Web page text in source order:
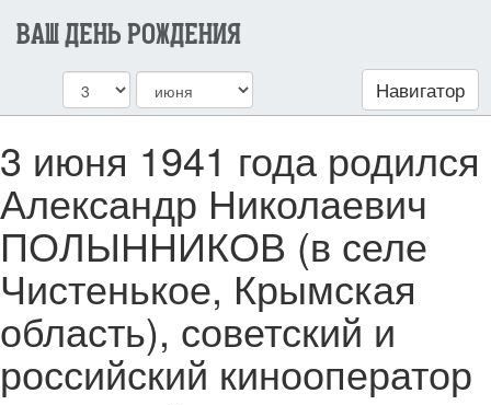
ВАШ ДЕНЬ РОЖДЕНИЯ
Навигатор
3 июня 1941 года родился
Александр Николаевич
ПОЛЫННИКОВ (в селе
Чистенькое, Крымская
область), советский и
российский кинооператор